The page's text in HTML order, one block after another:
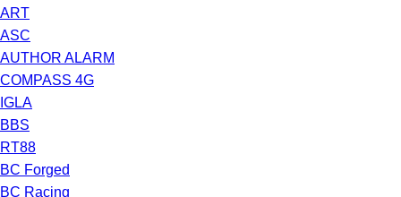
ART
ASC
AUTHOR ALARM
COMPASS 4G
IGLA
BBS
RT88
BC Forged
BC Racing